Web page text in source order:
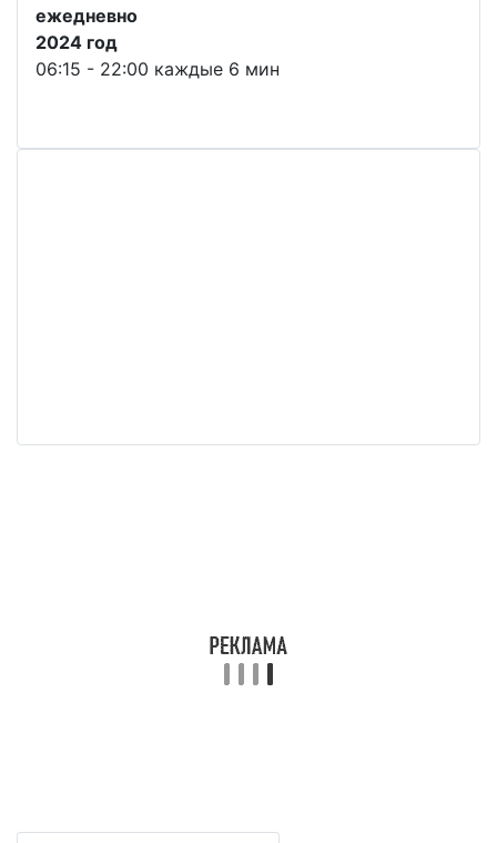
ежедневно
2024 год
06:15 - 22:00 каждые 6 мин